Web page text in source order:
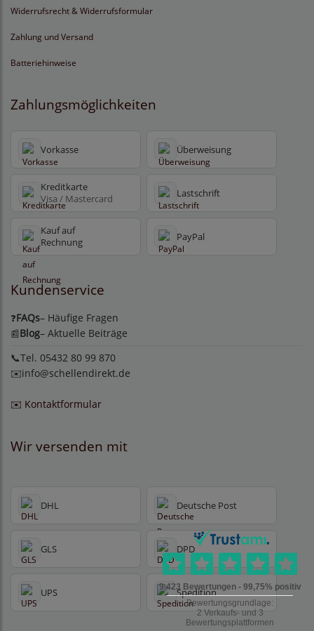
Widerrufsrecht & Widerrufsformular
Zahlung und Versand
Batteriehinweise
Zahlungsmöglichkeiten
Vorkasse Überweisung
Kreditkarte
Visa / Mastercard Lastschrift
Kauf auf
Rechnung
PayPal
Kundenservice
❓FAQs– Häufige Fragen
📰Blog– Aktuelle Beiträge
📞Tel. 05432 80 99 870
✉️info@schellendirekt.de
✉️ Kontaktformular
Wir versenden mit
DHL Deutsche Post
GLS DPD
UPS Spedition